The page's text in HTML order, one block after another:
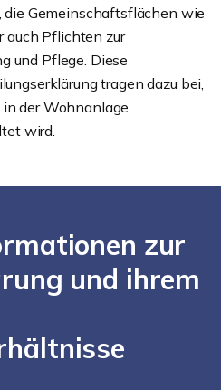
die Gemeinschaftsflächen wie
auch Pflichten zur
und Pflege. Diese
tragen dazu bei,
der Wohnanlage
wird.
zur
und ihrem